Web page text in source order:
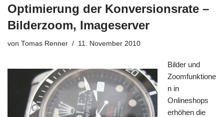
Optimierung der Konversionsrate –
Bilderzoom, Imageserver
von Tomas Renner 11. November 2010
Bilder und
Zoomfunktione
n in
Onlineshops
erhöhen die